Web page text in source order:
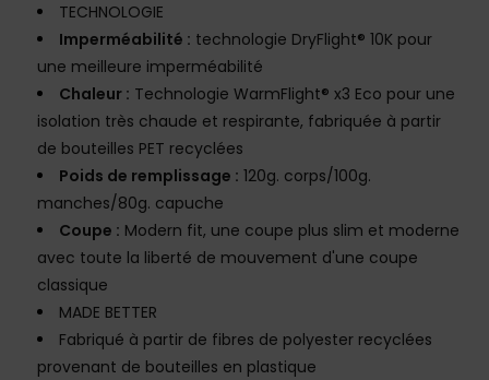
TECHNOLOGIE
Imperméabilité : technologie DryFlight® 10K pour
une meilleure imperméabilité
Chaleur : Technologie WarmFlight® x3 Eco pour une
isolation très chaude et respirante, fabriquée à partir
de bouteilles PET recyclées
Poids de remplissage : 120g. corps/100g.
manches/80g. capuche
Coupe : Modern fit, une coupe plus slim et moderne
avec toute la liberté de mouvement d'une coupe
classique
MADE BETTER
Fabriqué à partir de fibres de polyester recyclées
provenant de bouteilles en plastique